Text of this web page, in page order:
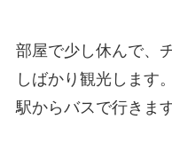
部屋で少し休んで、
しばかり観光します
駅からバスで行きます